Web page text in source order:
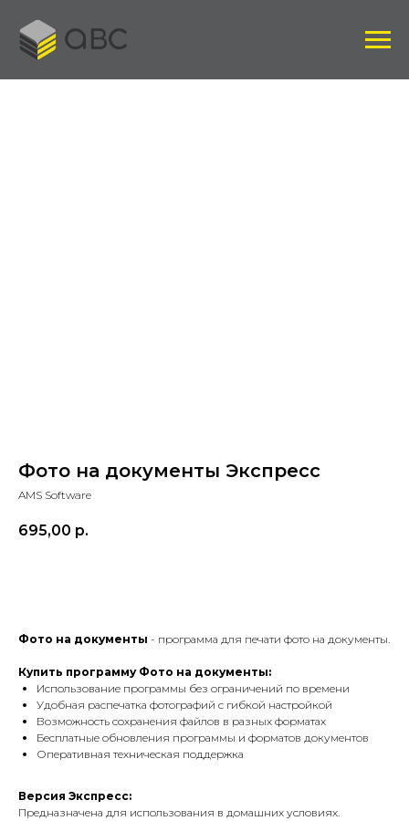
Фото на документы Экспресс
AMS Software
695,00 р.
Фото на документы - программа для печати фото на документы.
Купить программу Фото на документы:
Использование программы без ограничений по времени
Удобная распечатка фотографий с гибкой настройкой
Возможность сохранения файлов в разных форматах
Бесплатные обновления программы и форматов документов
Оперативная техническая поддержка
Версия Экспресс:
Предназначена для использования в домашних условиях.